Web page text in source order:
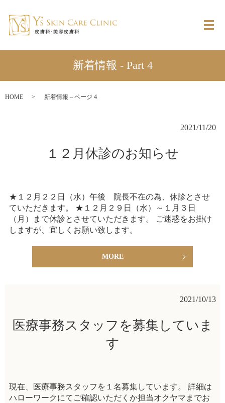
メ
新着情報 - Part 4
HOME 新着情報 – ページ 4
2021/11/20
１２月休診のお知らせ
★１２月２２日（水）午後 院長不在の為、休診とさせ
ていただきます。 ★１２月２９日（水）～１月３日
（月）まで休診とさせていただきます。 ご迷惑をお掛け
しますが、宜しくお願い致します。
MORE
2021/10/13
医療事務スタッフを募集していま
す
現在、医療事務スタッフを１名募集しています。 詳細は
ハローワークにてご確認いただくか担当オクヤマまでお